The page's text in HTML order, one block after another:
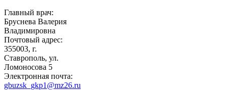
Главный врач:
Бруснева Валерия
Владимировна
Почтовый адрес:
355003, г.
Ставрополь, ул.
Ломоносова 5
Электронная почта:
gbuzsk_gkp1@mz26.ru